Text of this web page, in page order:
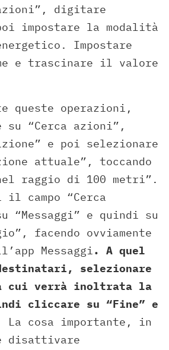
azioni”, digitare
impostare la modalità
Impostare
e trascinare il valore
queste operazioni,
su “Cerca azioni”,
e poi selezionare
attuale”, toccando
raggio di 100 metri”.
il campo “Cerca
“Messaggi” e quindi su
facendo ovviamente
Messaggi. A quel
selezionare
cui verrà inoltrata la
cliccare su “Fine” e
La cosa importante, in
disattivare